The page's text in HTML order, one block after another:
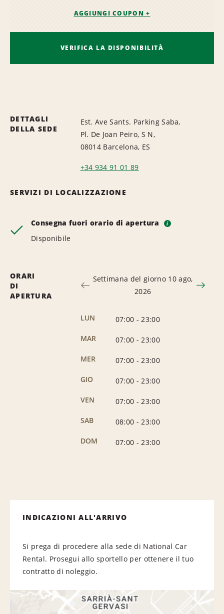
AGGIUNGI COUPON +
VERIFICA LA DISPONIBILITÀ
DETTAGLI
DELLA SEDE
Est. Ave Sants. Parking Saba,
Pl. De Joan Peiro, S N,
08014 Barcelona, ES
+34 934 91 01 89
SERVIZI DI LOCALIZZAZIONE
Consegna fuori orario di apertura i
Disponibile
ORARI
DI
APERTURA
Settimana del giorno 10 ago,
2026
LUN 07:00 - 23:00
MAR
07:00 - 23:00
MER
07:00 - 23:00
GIO
07:00 - 23:00
VEN
07:00 - 23:00
SAB
08:00 - 23:00
DOM
07:00 - 23:00
INDICAZIONI ALL'ARRIVO
Si prega di procedere alla sede di National Car
Rental. Prosegui allo sportello per ottenere il tuo
contratto di noleggio.